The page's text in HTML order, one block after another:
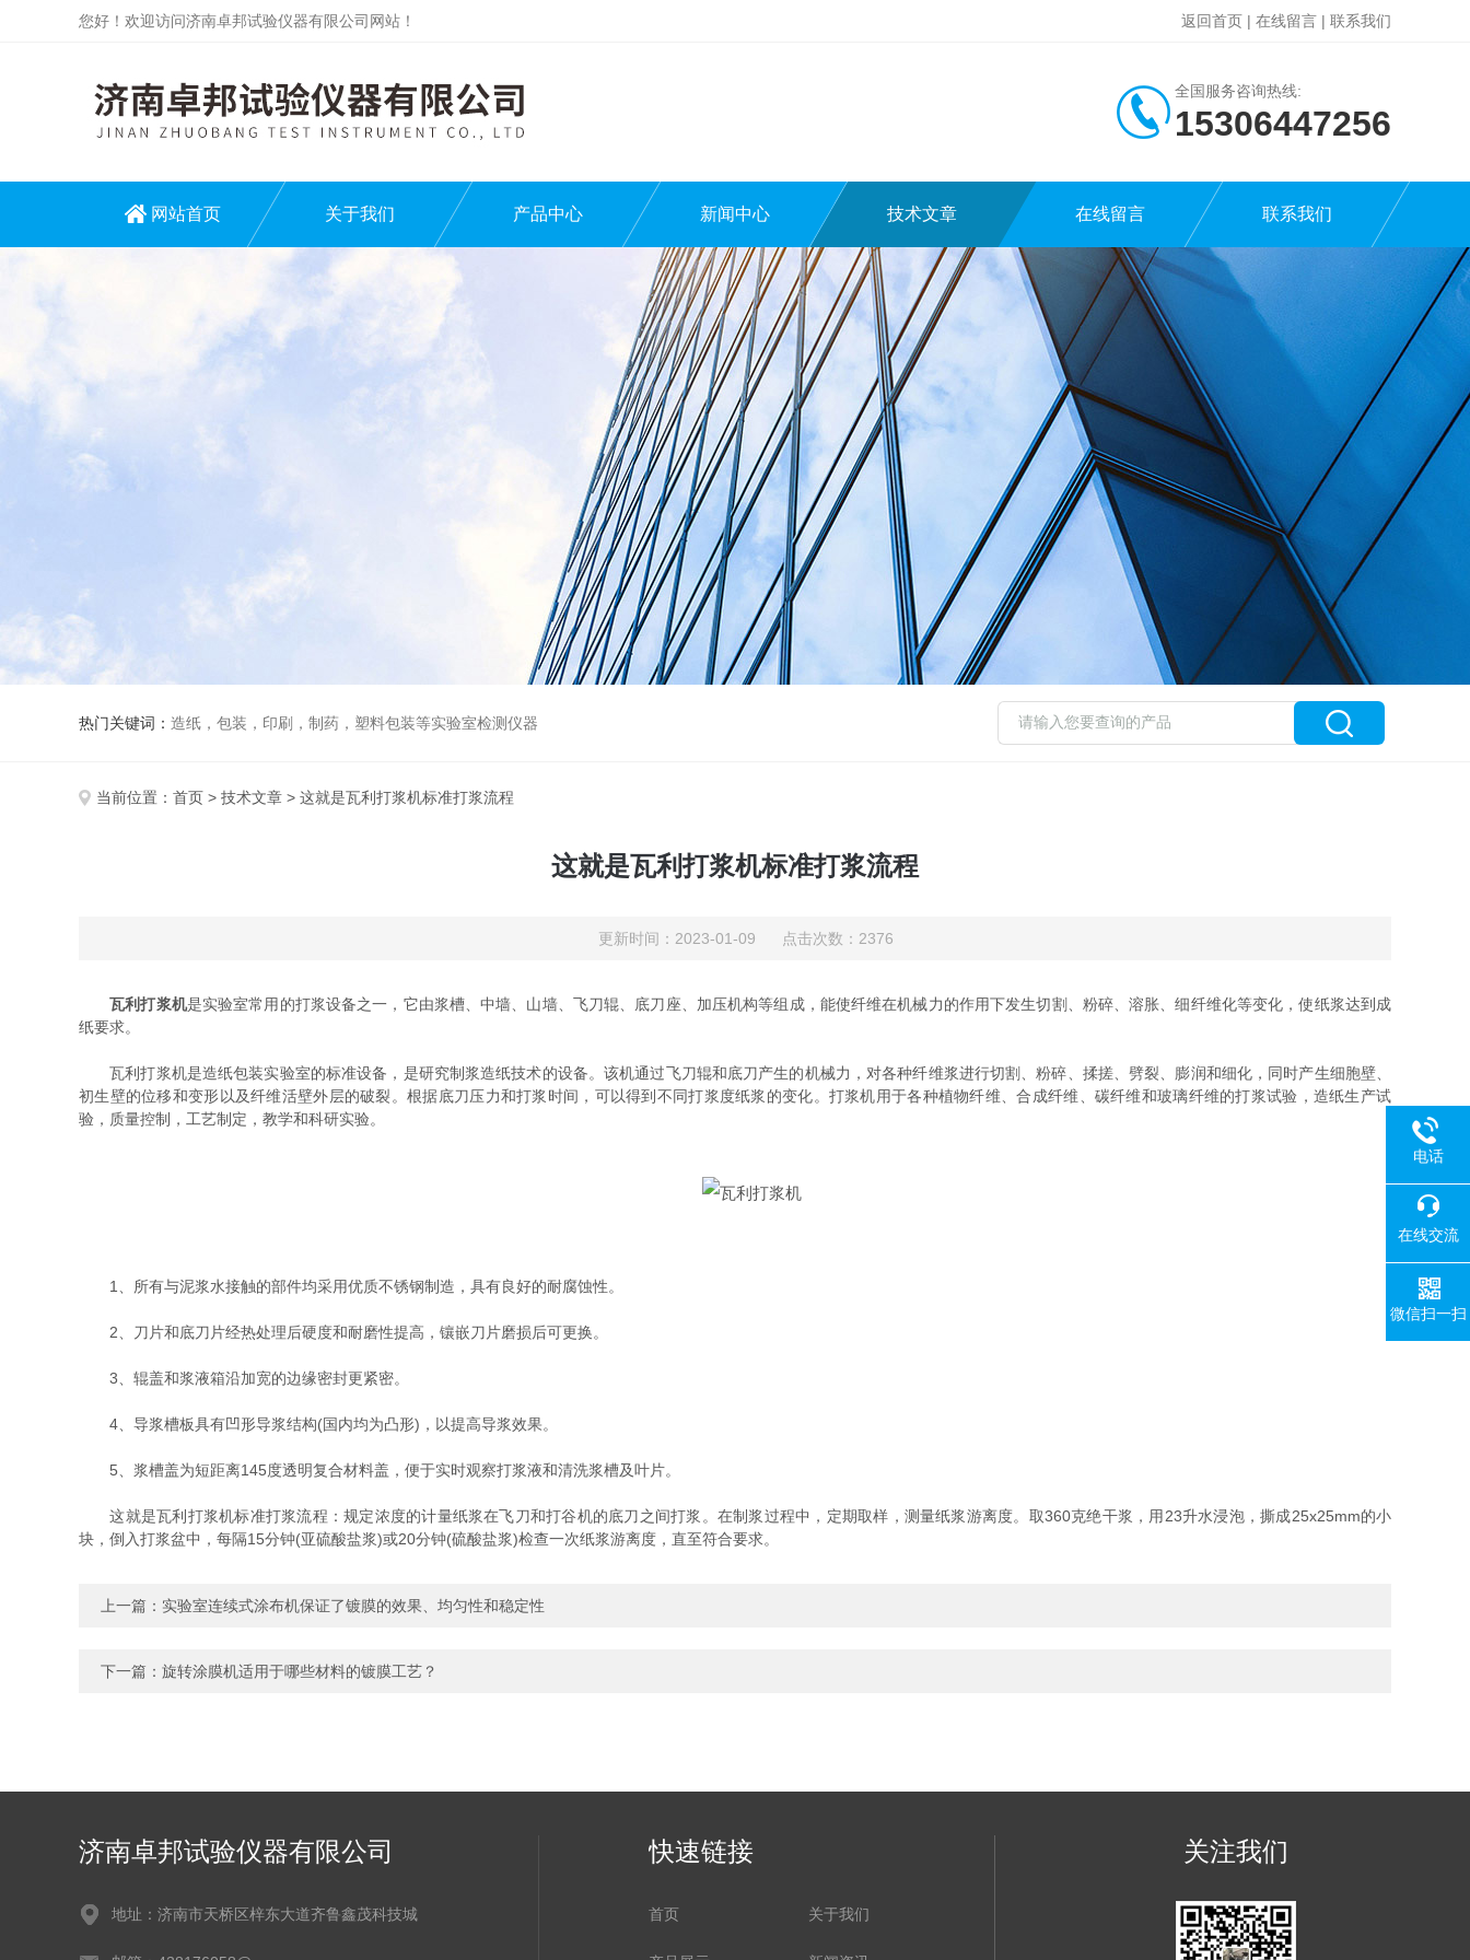
您好！欢迎访问济南卓邦试验仪器有限公司网站！ 返回首页 | 在线留言 | 联系我们
全国服务咨询热线:
15306447256
网站首页 关于我们 产品中心 新闻中心 技术文章 在线留言 联系我们
热门关键词： 造纸，包装，印刷，制药，塑料包装等实验室检测仪器
当前位置： 首页 > 技术文章 > 这就是瓦利打浆机标准打浆流程
这就是瓦利打浆机标准打浆流程
更新时间：2023-01-09 点击次数：2376
瓦利打浆机是实验室常用的打浆设备之一，它由浆槽、中墙、山墙、飞刀辊、底刀座、加压机构等组成，能使纤维在机械力的作用下发生切割、粉碎、溶胀、细纤维化等变化，使纸浆达到成
纸要求。
瓦利打浆机是造纸包装实验室的标准设备，是研究制浆造纸技术的设备。该机通过飞刀辊和底刀产生的机械力，对各种纤维浆进行切割、粉碎、揉搓、劈裂、膨润和细化，同时产生细胞壁、
初生壁的位移和变形以及纤维活壁外层的破裂。根据底刀压力和打浆时间，可以得到不同打浆度纸浆的变化。打浆机用于各种植物纤维、合成纤维、碳纤维和玻璃纤维的打浆试验，造纸生产试
验，质量控制，工艺制定，教学和科研实验。
1、所有与泥浆水接触的部件均采用优质不锈钢制造，具有良好的耐腐蚀性。
2、刀片和底刀片经热处理后硬度和耐磨性提高，镶嵌刀片磨损后可更换。
3、辊盖和浆液箱沿加宽的边缘密封更紧密。
4、导浆槽板具有凹形导浆结构(国内均为凸形)，以提高导浆效果。
5、浆槽盖为短距离145度透明复合材料盖，便于实时观察打浆液和清洗浆槽及叶片。
这就是瓦利打浆机标准打浆流程：规定浓度的计量纸浆在飞刀和打谷机的底刀之间打浆。在制浆过程中，定期取样，测量纸浆游离度。取360克绝干浆，用23升水浸泡，撕成25x25mm的小
块，倒入打浆盆中，每隔15分钟(亚硫酸盐浆)或20分钟(硫酸盐浆)检查一次纸浆游离度，直至符合要求。
上一篇： 实验室连续式涂布机保证了镀膜的效果、均匀性和稳定性
下一篇： 旋转涂膜机适用于哪些材料的镀膜工艺？
济南卓邦试验仪器有限公司
地址：济南市天桥区梓东大道齐鲁鑫茂科技城
快速链接
首页 关于我们
关注我们
电话
在线交流
微信扫一扫